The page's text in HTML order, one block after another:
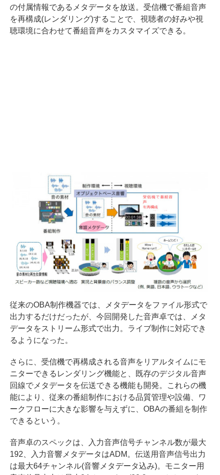
の付属情報であるメタデータを放送。受信機で番組音声
を再構成(レンダリング)することで、視聴者の好みや視
聴環境に合わせて番組音声をカスタマイズできる。
従来のOBA制作機器では、メタデータをファイル形式で
出力するだけだったが、今回開発した音声卓では、メタ
データをストリーム形式で出力。ライブ制作に対応でき
るようになった。
さらに、受信機で再構成される音声をリアルタイムにモ
ニターできるレンダリング機能と、既存のデジタル音声
回線でメタデータを伝送できる機能も開発。これらの機
能により、従来の番組制作における品質管理や設備、ワ
ークフローに大きな影響を与えずに、OBAの番組を制作
できるという。
音声卓のスペックは、入力音声信号チャンネル数が最大
192、入力音響メタデータはADM。伝送用音声信号出力
は最大64チャンネル(音響メタデータ込み)。モニター用